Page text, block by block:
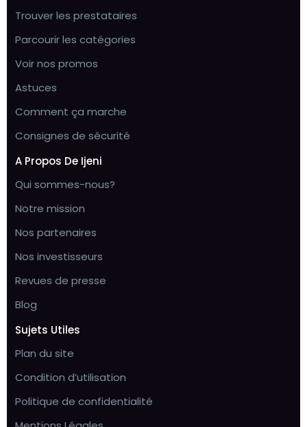
Trouver les prestataires
Parcourir les catégories
Voir nos promos
Astuces
Comment ça marche
Consignes de sécurité
A Propos De Ijeni
Qui sommes-nous?
Notre mission
Nos partenaires
Nos investisseurs
Revues de presse
Blog
Sujets Utiles
Plan du site
Condition d’utilisation
Politique de confidentialité